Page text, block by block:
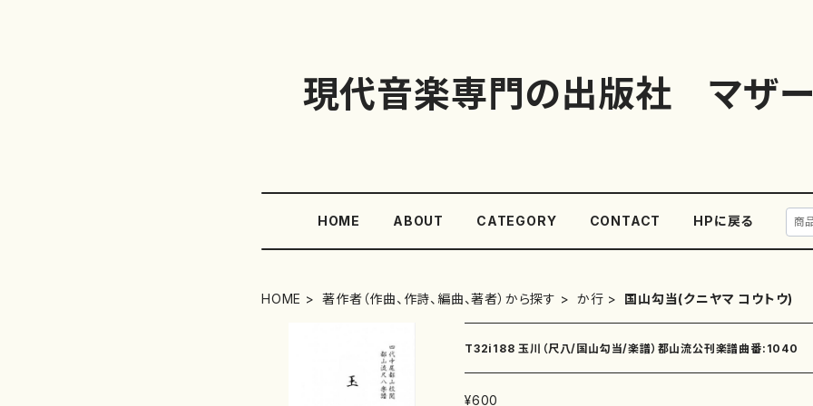
現代音楽専門の出版社 マザ
HOME ABOUT CATEGORY CONTACT HPに戻る
HOME 著作者（作曲、作詩、編曲、著者）から探す か行 国山勾当(クニヤマ コウトウ)
T32i188 玉川（尺八/国山勾当/楽譜）都山流公刊楽譜曲番:1040
¥600